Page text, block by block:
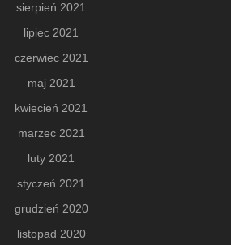
sierpień 2021
lipiec 2021
czerwiec 2021
maj 2021
kwiecień 2021
marzec 2021
luty 2021
styczeń 2021
grudzień 2020
listopad 2020